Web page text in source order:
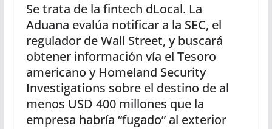
Se trata de la fintech dLocal. La
Aduana evalúa notificar a la SEC, el
regulador de Wall Street, y buscará
obtener información vía el Tesoro
americano y Homeland Security
Investigations sobre el destino de al
menos USD 400 millones que la
empresa habría “fugado” al exterior